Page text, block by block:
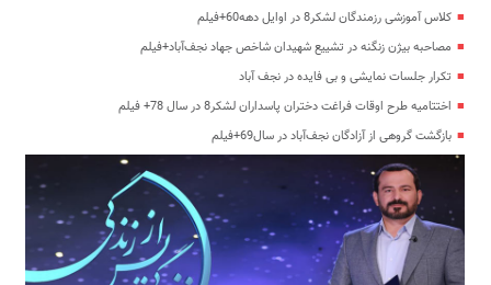
کلاس آموزشی رزمندگان لشکر8 در اوایل دهه60+فیلم
مصاحبه بیژن زنگنه در تشییع شهیدان شاخص جهاد نجف‌آباد+فیلم
تکرار جلسات نمایشی و بی فایده در نجف آباد
اختتامیه طرح اوقات فراغت دختران پاسداران لشکر8 در سال 78+ فیلم
بازگشت گروهی از آزادگان نجف‌آباد در سال69+فیلم